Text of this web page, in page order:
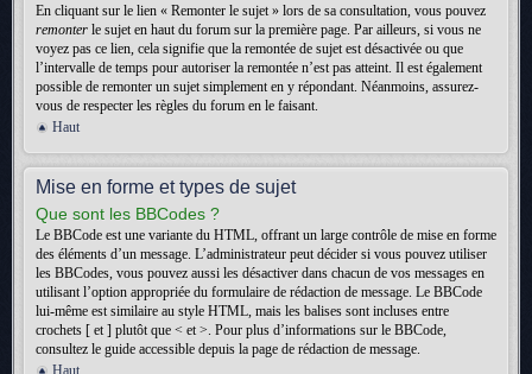
En cliquant sur le lien « Remonter le sujet » lors de sa consultation, vous pouvez
remonter le sujet en haut du forum sur la première page. Par ailleurs, si vous ne
voyez pas ce lien, cela signifie que la remontée de sujet est désactivée ou que
l’intervalle de temps pour autoriser la remontée n’est pas atteint. Il est également
possible de remonter un sujet simplement en y répondant. Néanmoins, assurez-
vous de respecter les règles du forum en le faisant.
Haut
Mise en forme et types de sujet
Que sont les BBCodes ?
Le BBCode est une variante du HTML, offrant un large contrôle de mise en forme
des éléments d’un message. L’administrateur peut décider si vous pouvez utiliser
les BBCodes, vous pouvez aussi les désactiver dans chacun de vos messages en
utilisant l’option appropriée du formulaire de rédaction de message. Le BBCode
lui-même est similaire au style HTML, mais les balises sont incluses entre
crochets [ et ] plutôt que < et >. Pour plus d’informations sur le BBCode,
consultez le guide accessible depuis la page de rédaction de message.
Haut